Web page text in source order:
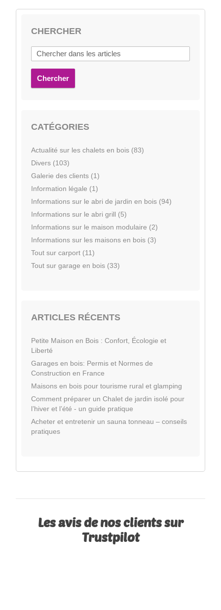
CHERCHER
Chercher
CATÉGORIES
Actualité sur les chalets en bois (83)
Divers (103)
Galerie des clients (1)
Information légale (1)
Informations sur le abri de jardin en bois (94)
Informations sur le abri grill (5)
Informations sur le maison modulaire (2)
Informations sur les maisons en bois (3)
Tout sur carport (11)
Tout sur garage en bois (33)
ARTICLES RÉCENTS
Petite Maison en Bois : Confort, Écologie et
Liberté
Garages en bois: Permis et Normes de
Construction en France
Maisons en bois pour tourisme rural et glamping
Comment préparer un Chalet de jardin isolé pour
l’hiver et l’été - un guide pratique
Acheter et entretenir un sauna tonneau – conseils
pratiques
Les avis de nos clients sur
Trustpilot